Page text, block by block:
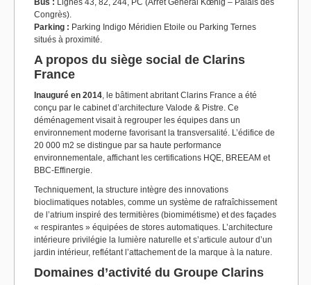
Bus : Lignes 43, 82, 244, PC (Arrêt Général Kœnig – Palais des
Congrès).
Parking : Parking Indigo Méridien Etoile ou Parking Ternes
situés à proximité.
A propos du siège social de Clarins
France
Inauguré en 2014, le bâtiment abritant Clarins France a été
conçu par le cabinet d’architecture Valode & Pistre. Ce
déménagement visait à regrouper les équipes dans un
environnement moderne favorisant la transversalité. L’édifice de
20 000 m2 se distingue par sa haute performance
environnementale, affichant les certifications HQE, BREEAM et
BBC-Effinergie.
Techniquement, la structure intègre des innovations
bioclimatiques notables, comme un système de rafraîchissement
de l’atrium inspiré des termitières (biomimétisme) et des façades
« respirantes » équipées de stores automatiques. L’architecture
intérieure privilégie la lumière naturelle et s’articule autour d’un
jardin intérieur, reflétant l’attachement de la marque à la nature.
Domaines d’activité du Groupe Clarins